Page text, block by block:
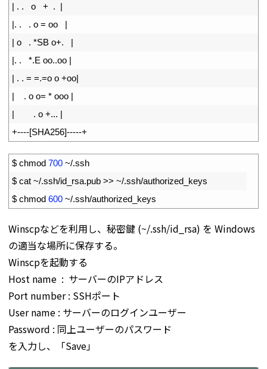
| . . o + . |
|. . . o = oo
|
| o . *SB o+.
|
|. . *.E oo..oo |
| . . = =.=o o +oo|
|
. o o= * ooo |
|
. o +... |
+----[SHA256]-----+
$ chmod 700 ~/.ssh
$ cat ~/.ssh/id_rsa.pub >> ~/.ssh/authorized keys
$ chmod 600 ~/.ssh/authorized_keys
Winscpなどを利用し、秘密鍵 (~/.ssh/id_rsa) を Windows
の適当な場所に保存する。
Winscpを起動する
Host name : サーバーのIPアドレス
Port number : SSHポート
User name : サーバーのログインユーザー
Password : 同上ユーザーのパスワード
を入力し、「Save」